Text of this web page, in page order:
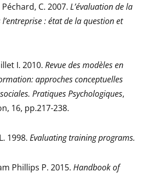
C. 2007. L’évaluation de la
: état de la question et
I. 2010. Revue des modèles en
approches conceptuelles
Pratiques Psychologiques,
16, pp.217-238.
1998. Evaluating training programs.
Phillips P. 2015. Handbook of